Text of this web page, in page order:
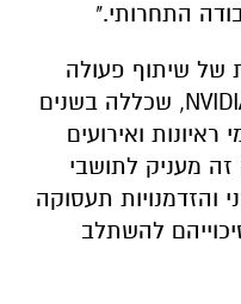
ואירועים
והזדמנויות תעסוקה
להשתלב